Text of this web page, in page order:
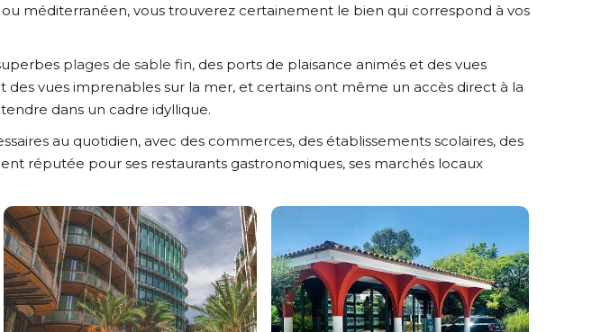
méditerranéen, vous trouverez certainement le bien qui correspond à vos
plages de sable fin, des ports de plaisance animés et des vues
vues imprenables sur la mer, et certains ont même un accès direct à la
dans un cadre idyllique.
au quotidien, avec des commerces, des établissements scolaires, des
réputée pour ses restaurants gastronomiques, ses marchés locaux